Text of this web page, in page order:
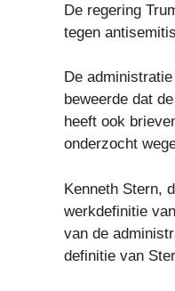
De regering
tegen
De
beweerde dat
heeft ook
onderzocht
Kenneth Stern,
werkdefinitie
van de
definitie van